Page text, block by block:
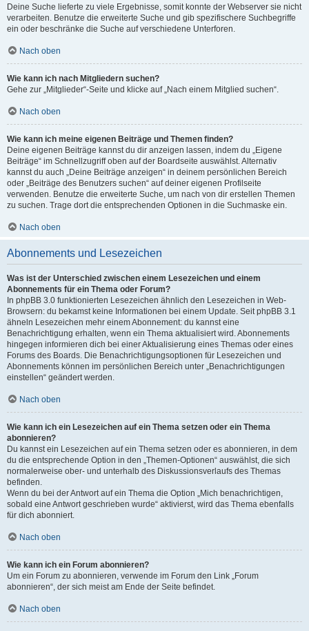
Deine Suche lieferte zu viele Ergebnisse, somit konnte der Webserver sie nicht
verarbeiten. Benutze die erweiterte Suche und gib spezifischere Suchbegriffe
ein oder beschränke die Suche auf verschiedene Unterforen.
Nach oben
Wie kann ich nach Mitgliedern suchen?
Gehe zur „Mitglieder“-Seite und klicke auf „Nach einem Mitglied suchen“.
Nach oben
Wie kann ich meine eigenen Beiträge und Themen finden?
Deine eigenen Beiträge kannst du dir anzeigen lassen, indem du „Eigene
Beiträge“ im Schnellzugriff oben auf der Boardseite auswählst. Alternativ
kannst du auch „Deine Beiträge anzeigen“ in deinem persönlichen Bereich
oder „Beiträge des Benutzers suchen“ auf deiner eigenen Profilseite
verwenden. Benutze die erweiterte Suche, um nach von dir erstellen Themen
zu suchen. Trage dort die entsprechenden Optionen in die Suchmaske ein.
Nach oben
Abonnements und Lesezeichen
Was ist der Unterschied zwischen einem Lesezeichen und einem
Abonnements für ein Thema oder Forum?
In phpBB 3.0 funktionierten Lesezeichen ähnlich den Lesezeichen in Web-
Browsern: du bekamst keine Informationen bei einem Update. Seit phpBB 3.1
ähneln Lesezeichen mehr einem Abonnement: du kannst eine
Benachrichtigung erhalten, wenn ein Thema aktualisiert wird. Abonnements
hingegen informieren dich bei einer Aktualisierung eines Themas oder eines
Forums des Boards. Die Benachrichtigungsoptionen für Lesezeichen und
Abonnements können im persönlichen Bereich unter „Benachrichtigungen
einstellen“ geändert werden.
Nach oben
Wie kann ich ein Lesezeichen auf ein Thema setzen oder ein Thema
abonnieren?
Du kannst ein Lesezeichen auf ein Thema setzen oder es abonnieren, in dem
du die entsprechende Option in den „Themen-Optionen“ auswählst, die sich
normalerweise ober- und unterhalb des Diskussionsverlaufs des Themas
befinden.
Wenn du bei der Antwort auf ein Thema die Option „Mich benachrichtigen,
sobald eine Antwort geschrieben wurde“ aktivierst, wird das Thema ebenfalls
für dich abonniert.
Nach oben
Wie kann ich ein Forum abonnieren?
Um ein Forum zu abonnieren, verwende im Forum den Link „Forum
abonnieren“, der sich meist am Ende der Seite befindet.
Nach oben